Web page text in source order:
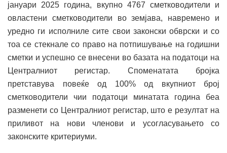
јануари 2025 година, вкупно 4767 сметководители и
овластени сметководители во земјава, навремено и
уредно ги исполниле сите свои законски обврски и со
тоа се стекнале со право на потпишување на годишни
сметки и успешно се внесени во базата на податоци на
Централниот регистар. Споменатата бројка
претставува повеќе од 100% од вкупниот број
сметководители чии податоци минатата година беа
разменети со Централниот регистар, што е резултат на
приливот на нови членови и усогласувањето со
законските критериуми.